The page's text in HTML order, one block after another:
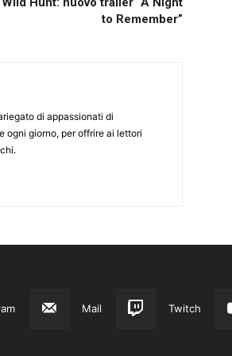
to Remember”
di appassionati di
ogni giorno, per offrire ai lettori
Mail Twitch